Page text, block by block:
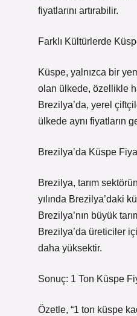
fiyatlarını artırabilir.
Farklı Kültürlerde
Küspe, yalnızca bir
olan ülkede, özellikle
Brezilya’da, yerel
ülkede aynı fiyatların
Brezilya’da Küspe
Brezilya, tarım
yılında Brezilya’daki
Brezilya’nın büyük
Brezilya’da üreticiler
daha yüksektir.
Sonuç: 1 Ton Küspe
Özetle, “1 ton küspe